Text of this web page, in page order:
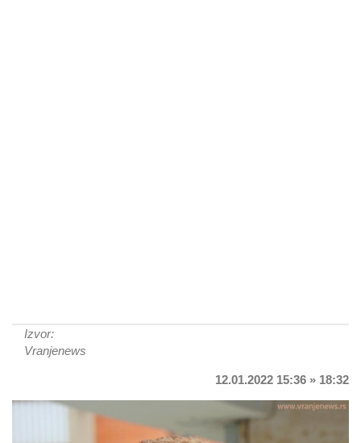
Izvor:
Vranjenews
12.01.2022 15:36 » 18:32